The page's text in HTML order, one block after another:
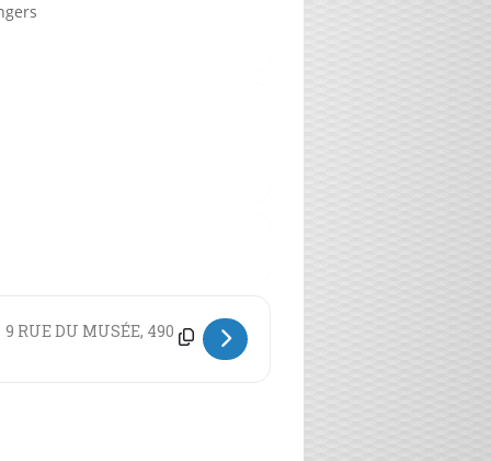
[nRKnCjKLv]Address - Un logement pour tous à Angers. Christine